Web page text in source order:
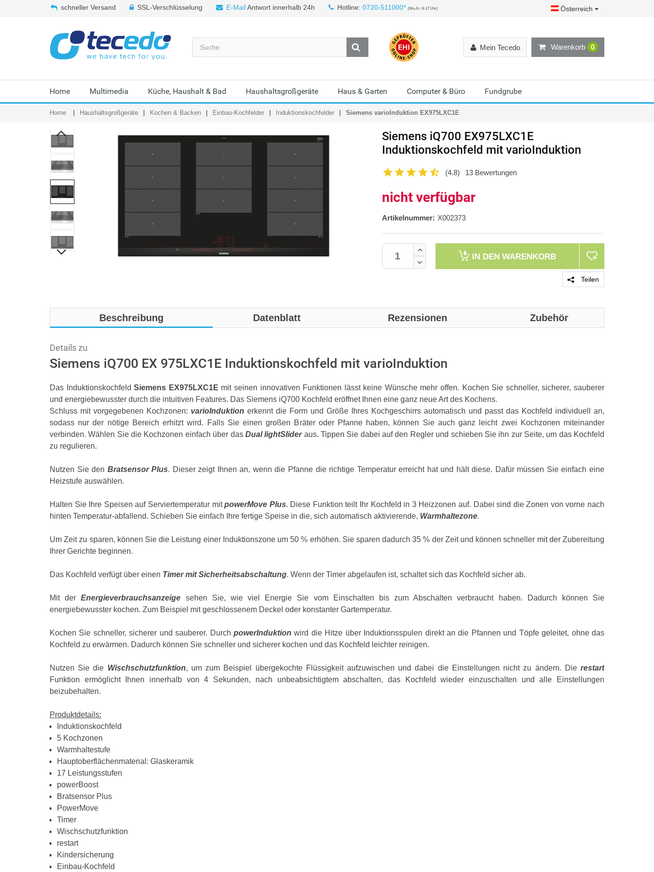
schneller Versand SSL-Verschlüsselung E-MailAntwort innerhalb 24h Hotline: 0720-511000* (Mo-Fr: 8-17 Uhr) Österreich
Warenkorb 0
Mein Tecedo
Home Multimedia Küche, Haushalt & Bad Haushaltsgroßgeräte Haus & Garten Computer & Büro Fundgrube
Home Haushaltsgroßgeräte Kochen & Backen Einbau-Kochfelder Induktionskochfelder Siemens varioInduktion EX975LXC1E
Siemens iQ700 EX975LXC1E
Induktionskochfeld mit varioInduktion
(4.8) 13 Bewertungen
nicht verfügbar
Artikelnummer: X002373
IN DEN WARENKORB
Teilen
Beschreibung Datenblatt Rezensionen Zubehör
Details zu
Siemens iQ700 EX 975LXC1E Induktionskochfeld mit varioInduktion
Das InduktionskochfeldSiemens EX975LXC1E mit seinen innovativen Funktionen lässt keine Wünsche mehr offen. Kochen Sie schneller, sicherer, sauberer
und energiebewusster durch die intuitiven Features. Das Siemens iQ700 Kochfeld eröffnet Ihnen eine ganz neue Art des Kochens.
Schluss mit vorgegebenen Kochzonen: varioInduktion erkennt die Form und Größe Ihres Kochgeschirrs automatisch und passt das Kochfeld individuell an,
sodass nur der nötige Bereich erhitzt wird. Falls Sie einen großen Bräter oder Pfanne haben, können Sie auch ganz leicht zwei Kochzonen miteinander
verbinden. Wählen Sie die Kochzonen einfach über dasDual lightSlider aus. Tippen Sie dabei auf den Regler und schieben Sie ihn zur Seite, um das Kochfeld
zu regulieren.
Nutzen Sie den Bratsensor Plus. Dieser zeigt Ihnen an, wenn die Pfanne die richtige Temperatur erreicht hat und hält diese. Dafür müssen Sie einfach eine
Heizstufe auswählen.
Halten Sie Ihre Speisen auf Serviertemperatur mitpowerMove Plus. Diese Funktion teilt Ihr Kochfeld in 3 Heizzonen auf. Dabei sind die Zonen von vorne nach
hinten Temperatur-abfallend. Schieben Sie einfach Ihre fertige Speise in die, sich automatisch aktivierende, Warmhaltezone.
Um Zeit zu sparen, können Sie die Leistung einer Induktionszone um 50 % erhöhen. Sie sparen dadurch 35 % der Zeit und können schneller mit der Zubereitung
Ihrer Gerichte beginnen.
Das Kochfeld verfügt über einen Timer mit Sicherheitsabschaltung. Wenn der Timer abgelaufen ist, schaltet sich das Kochfeld sicher ab.
Mit derEnergieverbrauchsanzeige sehen Sie, wie viel Energie Sie vom Einschalten bis zum Abschalten verbraucht haben. Dadurch können Sie
energiebewusster kochen. Zum Beispiel mit geschlossenem Deckel oder konstanter Gartemperatur.
Kochen Sie schneller, sicherer und sauberer. Durch powerInduktion wird die Hitze über Induktionsspulen direkt an die Pfannen und Töpfe geleitet, ohne das
Kochfeld zu erwärmen. Dadurch können Sie schneller und sicherer kochen und das Kochfeld leichter reinigen.
Nutzen Sie die Wischschutzfunktion, um zum Beispiel übergekochte Flüssigkeit aufzuwischen und dabei die Einstellungen nicht zu ändern. Dierestart
Funktion ermöglicht Ihnen innerhalb von 4 Sekunden, nach unbeabsichtigtem abschalten, das Kochfeld wieder einzuschalten und alle Einstellungen
beizubehalten.
Produktdetails:
Induktionskochfeld
5 Kochzonen
Warmhaltestufe
Hauptoberflächenmaterial: Glaskeramik
17 Leistungsstufen
powerBoost
Bratsensor Plus
PowerMove
Timer
Wischschutzfunktion
restart
Kindersicherung
Einbau-Kochfeld